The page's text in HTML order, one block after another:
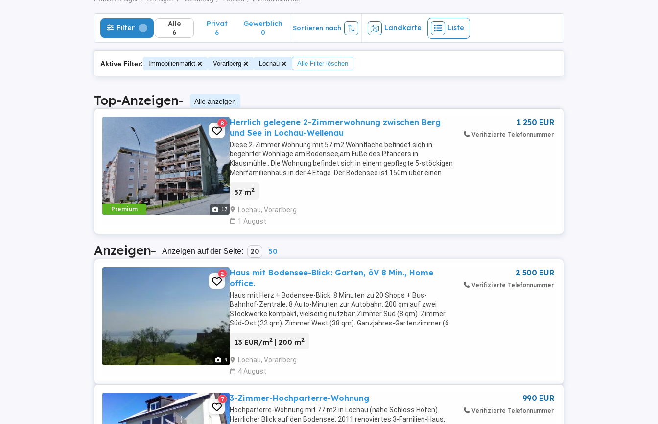
Filter Alle
6
Privat
6
Gewerblich
0
Sortieren nach Landkarte Liste
Aktive Filter: Immobilienmarkt Vorarlberg Lochau Alle Filter löschen
Top-Anzeigen– Alle anzeigen
Premium 17
8
Herrlich gelegene 2-Zimmerwohnung zwischen Berg
und See in Lochau-Wellenau
Diese 2-Zimmer Wohnung mit 57 m2 Wohnfläche befindet sich in
begehrter Wohnlage am Bodensee,am Fuße des Pfänders in
Klausmühle . Die Wohnung befindet sich in einem gepflegte 5-stöckigen
Mehrfamilienhaus in der 4.Etage. Der Bodensee ist 150m über einen
57 m2
Lochau, Vorarlberg
1 August
1 250 EUR
Verifizierte Telefonnummer
Anzeigen– Anzeigen auf der Seite: 20 50
9
2
Haus mit Bodensee-Blick: Garten, öV 8 Min., Home
office.
Haus mit Herz + Bodensee-Blick: 8 Minuten zu 20 Shops + Bus-
Bahnhof-Zentrale. 8 Auto-Minuten zur Autobahn. 200 qm auf zwei
Stockwerke kompakt, vielseitig nutzbar: Zimmer Süd (8 qm). Zimmer
Süd-Ost (22 qm). Zimmer West (38 qm). Ganzjahres-Gartenzimmer (6
13 EUR/m2 | 200 m2
Lochau, Vorarlberg
4 August
2 500 EUR
Verifizierte Telefonnummer
7 3-Zimmer-Hochparterre-Wohnung
Hochparterre-Wohnung mit 77 m2 in Lochau (nähe Schloss Hofen).
Herrlicher Blick auf den Bodensee. 2011 renoviertes 3-Familien-Haus,
990 EUR
Verifizierte Telefonnummer